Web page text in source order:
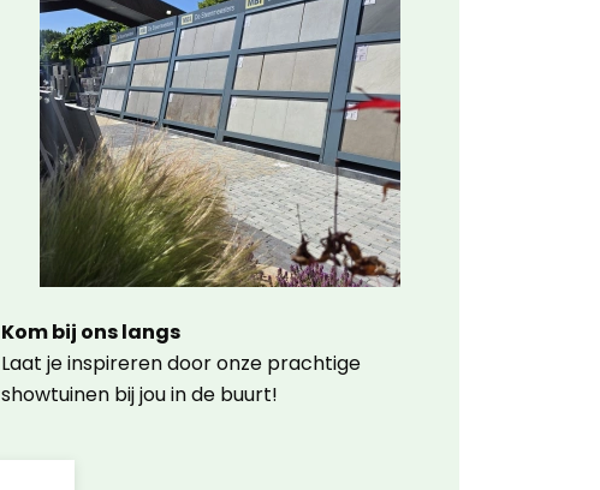
Kom bij ons langs
Laat je inspireren door onze prachtige
showtuinen bij jou in de buurt!